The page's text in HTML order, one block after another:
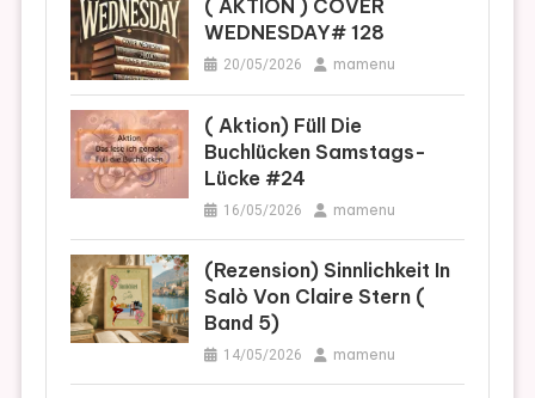
( AKTION ) COVER
WEDNESDAY# 128
20/05/2026 mamenu
( Aktion) Füll Die
Buchlücken Samstags-
Lücke #24
16/05/2026 mamenu
(Rezension) Sinnlichkeit In
Salò Von Claire Stern (
Band 5)
14/05/2026 mamenu